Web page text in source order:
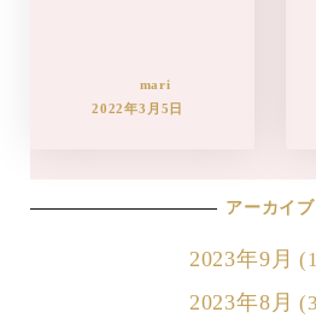
mari
2022年3月5日
アーカイブ
2023年9月
2023年8月